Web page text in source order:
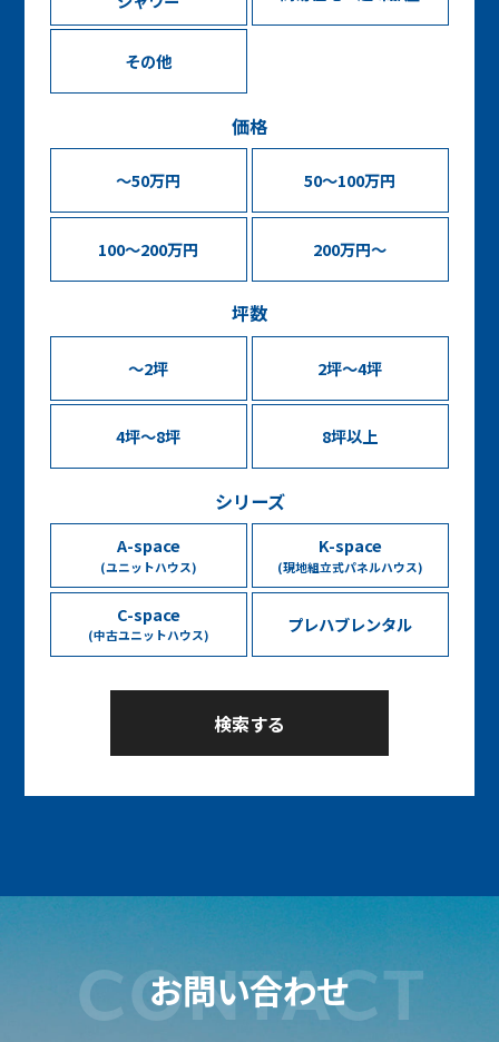
その他
価格
～50万円 50～100万円
100～200万円 200万円～
坪数
〜2坪 2坪〜4坪
4坪〜8坪 8坪以上
シリーズ
A-space
(ユニットハウス)
K-space
(現地組立式パネルハウス)
C-space
(中古ユニットハウス) プレハブレンタル
お問い合わせ
CONTACT